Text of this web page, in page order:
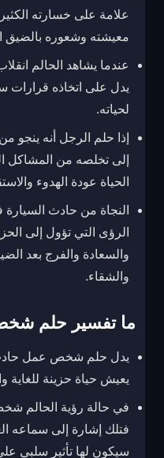
علامة على خسارته
معيشته وشعوره بالضيق
عندما يشاهد الحالم
يدل على اتخاذه قرارات
لحياته.
إذا حلم الرجل أنه ينجو
إلى تخلصه من المشاكل
الحياة عودة الهدوء
النجاة من حادث
الرؤى التي تؤول إلى
والسعادة والفرج بعد
والشقاء.
ما تفسير حلم
يدل حلم شخص عمل
يعيش حياة حزينة للغاية
في حالة رؤية الحالم
فتلك إشارة إلى سماعه
سيكون لها تأثير سلبي